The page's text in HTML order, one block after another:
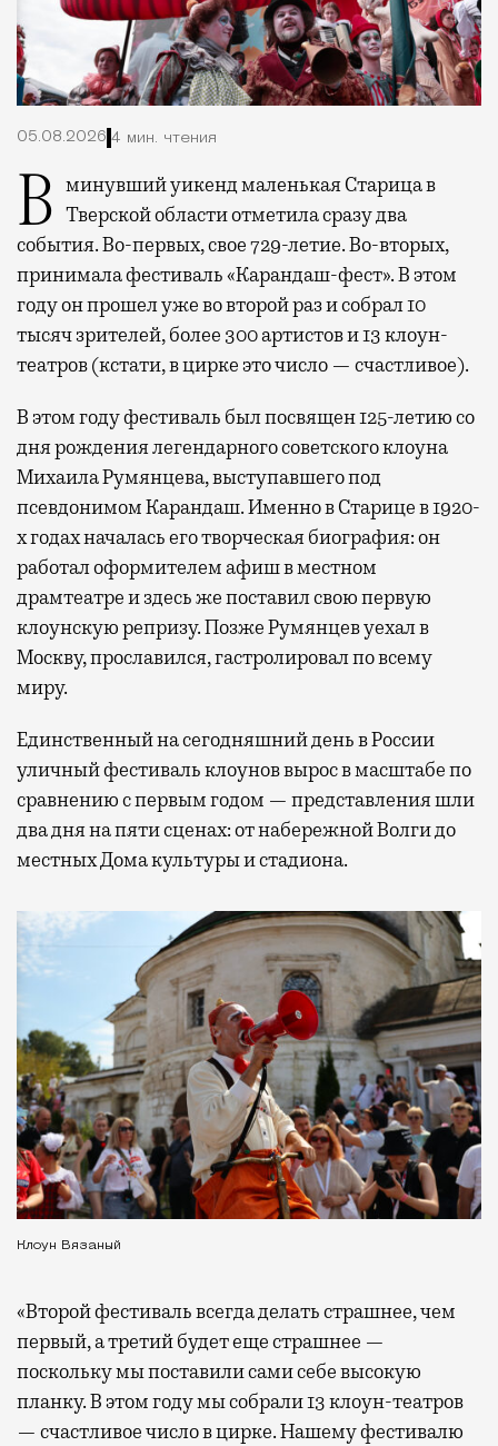
05.08.2026 4 мин. чтения
В минувший уикенд маленькая Старица в Тверской области отметила сразу два
события. Во-первых, свое 729-летие. Во-вторых,
принимала фестиваль «Карандаш-фест». В этом
году он прошел уже во второй раз и собрал 10
тысяч зрителей, более 300 артистов и 13 клоун-
театров (кстати, в цирке это число — счастливое).
В этом году фестиваль был посвящен 125-летию со
дня рождения легендарного советского клоуна
Михаила Румянцева, выступавшего под
псевдонимом Карандаш. Именно в Старице в 1920-
х годах началась его творческая биография: он
работал оформителем афиш в местном
драмтеатре и здесь же поставил свою первую
клоунскую репризу. Позже Румянцев уехал в
Москву, прославился, гастролировал по всему
миру.
Единственный на сегодняшний день в России
уличный фестиваль клоунов вырос в масштабе по
сравнению с первым годом — представления шли
два дня на пяти сценах: от набережной Волги до
местных Дома культуры и стадиона.
Клоун Вязаный
«Второй фестиваль всегда делать страшнее, чем
первый, а третий будет еще страшнее —
поскольку мы поставили сами себе высокую
планку. В этом году мы собрали 13 клоун-театров
— счастливое число в цирке. Нашему фестивалю